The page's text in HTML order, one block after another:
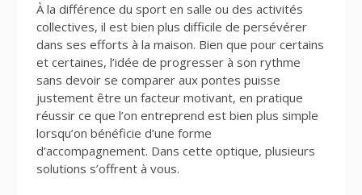
À la différence du sport en salle ou des activités
collectives, il est bien plus difficile de persévérer
dans ses efforts à la maison. Bien que pour certains
et certaines, l’idée de progresser à son rythme
sans devoir se comparer aux pontes puisse
justement être un facteur motivant, en pratique
réussir ce que l’on entreprend est bien plus simple
lorsqu’on bénéficie d’une forme
d’accompagnement. Dans cette optique, plusieurs
solutions s’offrent à vous.